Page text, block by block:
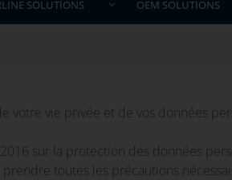
SOLUTIONS OEM SOLUTIONS
vie privée et de vos données
sur la protection des données
prendre toutes les précautions